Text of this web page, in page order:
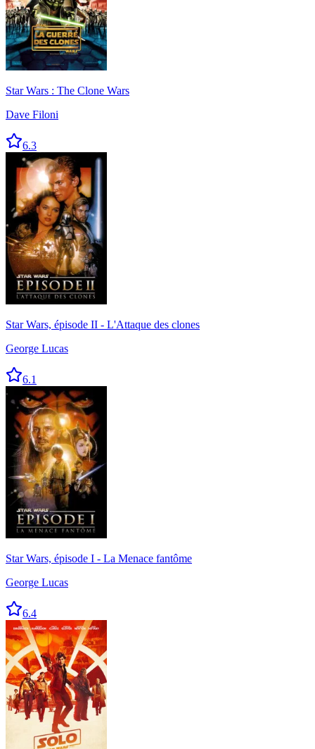
Star Wars : The Clone Wars
Dave Filoni
6.3
Star Wars, épisode II - L'Attaque des clones
George Lucas
6.1
Star Wars, épisode I - La Menace fantôme
George Lucas
6.4